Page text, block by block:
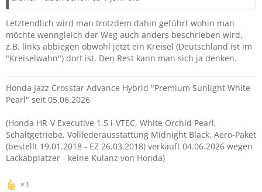
Letztendlich wird man trotzdem dahin geführt wohin man
möchte wenngleich der Weg auch anders beschrieben wird,
z.B. links abbiegen obwohl jetzt ein Kreisel (Deutschland ist im
"Kreiselwahn") dort ist. Den Rest kann man sich ja denken.
Honda Jazz Crosstar Advance Hybrid "Premium Sunlight White
Pearl" seit 05.06.2026
(Honda HR-V Executive 1.5 i-VTEC, White Orchid Pearl,
Schaltgetriebe, Volllederausstattung Midnight Black, Aero-Paket
(bestellt 19.01.2018 - EZ 26.03.2018) verkauft 04.06.2026 wegen
Lackabplatzer - keine Kulanz von Honda)
1